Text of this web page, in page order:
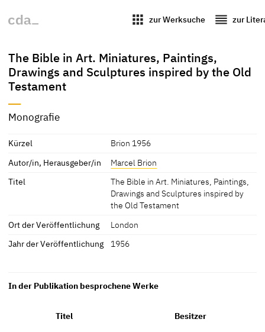
apps zur Werksuche reorder zur
The Bible in Art. Miniatures, Paintings,
Drawings and Sculptures inspired by the Old
Testament
Monografie
Kürzel
Brion 1956
Autor/in, Herausgeber/in
Marcel Brion
Titel
The Bible in Art. Miniatures, Paintings,
Drawings and Sculptures inspired by
the Old Testament
Ort der Veröffentlichung
London
Jahr der Veröffentlichung
1956
In der Publikation besprochene Werke
Titel Besitzer